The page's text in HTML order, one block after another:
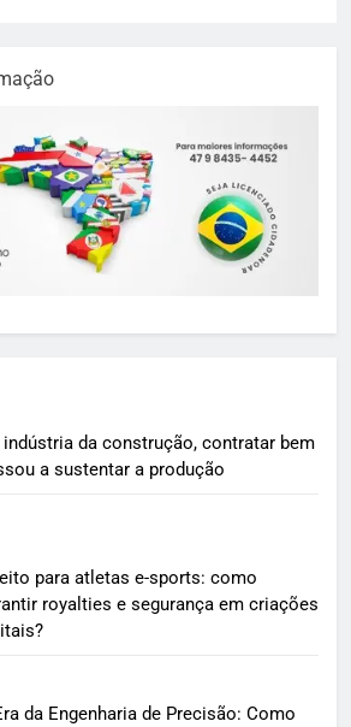
indústria da construção, contratar bem
a sustentar a produção
para atletas e-sports: como
royalties e segurança em criações
da Engenharia de Precisão: Como